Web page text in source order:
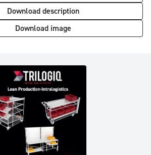
Download description
Download image